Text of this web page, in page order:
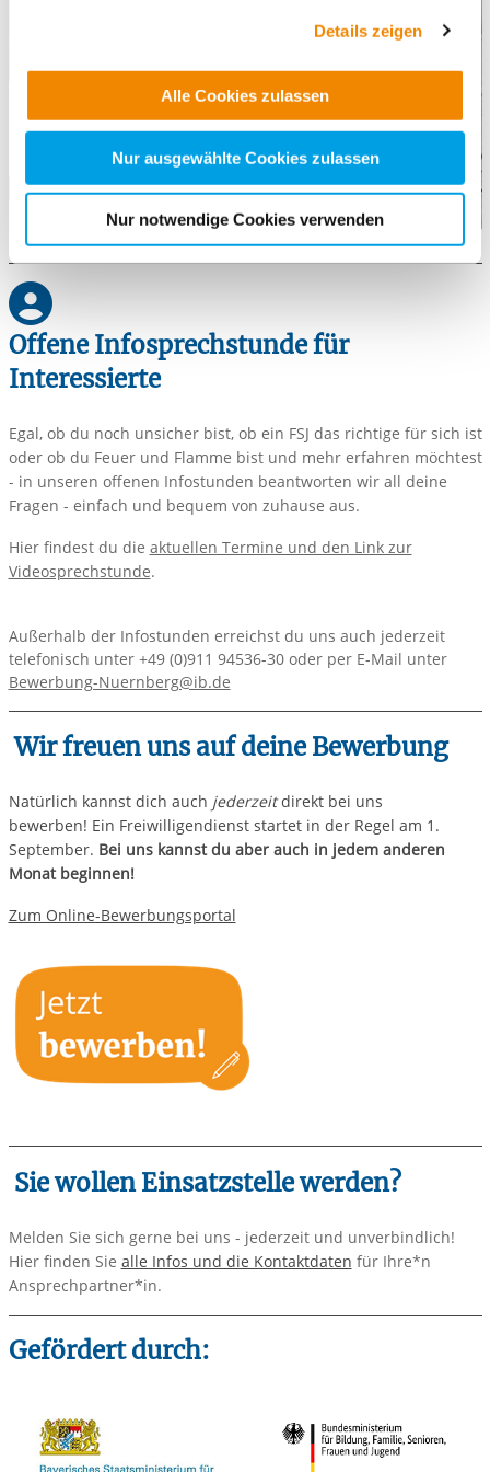
und in unsererCookie-
Funktionen für diese Zwecke aktiviert sind, müssen Sie
alle Cookie-Kategorien auswählen. Sie können mittels
nachfolgender Buttons über Ihre Einwilligung für diese
Zwecke entscheiden und Ihre erteilte Einwilligung stets
für die Zukunft widerrufen. Bitte beachten Sie: Ihre
Cookies, die erforderlich zur Bereitstellung der von Ihnen
aufgerufenen und somit gewünschten Website-
Funktionen sind. Diese Cookies setzen wir aufgrund
berechtigter Interessen und daher unabhängig von einer
Einwilligung.
Details zeigen
Alle Cookies zulassen
Nur ausgewählte Cookies zulassen
Nur notwendige Cookies verwenden
Offene Infosprechstunde für
Interessierte
Egal, ob du noch unsicher bist, ob ein FSJ das richtige für sich ist
oder ob du Feuer und Flamme bist und mehr erfahren möchtest
- in unseren offenen Infostunden beantworten wir all deine
Fragen - einfach und bequem von zuhause aus.
Hier findest du die aktuellen Termine und den Link zur
Videosprechstunde.
Außerhalb der Infostunden erreichst du uns auch jederzeit
telefonisch unter +49 (0)911 94536-30 oder per E-Mail unter
Bewerbung-Nuernberg@ib.de
Wir freuen uns auf deine Bewerbung
Natürlich kannst dich auch jederzeitdirekt bei uns
bewerben! Ein Freiwilligendienst startet in der Regel am 1.
September. Bei uns kannst du aber auch in jedem anderen
Monat beginnen!
Zum Online-Bewerbungsportal
Sie wollen Einsatzstelle werden?
Melden Sie sich gerne bei uns - jederzeit und unverbindlich!
Hier finden Sie alle Infos und die Kontaktdaten für Ihre*n
Ansprechpartner*in.
Gefördert durch: